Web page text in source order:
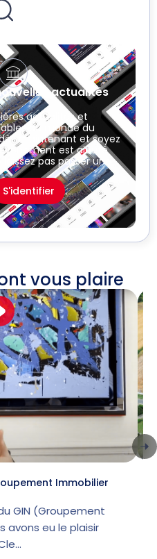
actualités
actualités et
du monde du
maintenant et soyez
est ajouté
pas passer une
S'identifier
vous plaire
Immobilier
GIN (Groupement
avons eu le plaisir